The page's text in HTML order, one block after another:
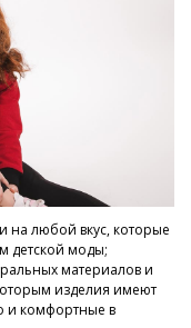
любой вкус, которые
детской моды;
материалов и
изделия имеют
и комфортные в